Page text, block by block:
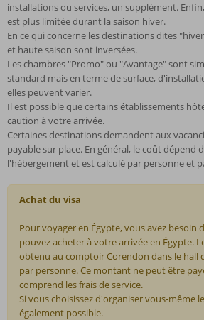
installations ou services, un supplément.
est plus limitée durant la saison hiver.
En ce qui concerne les destinations dites
et haute saison sont inversées.
Les chambres "Promo" ou "Avantage" sont
standard mais en terme de surface,
elles peuvent varier.
Il est possible que certains établissements
caution à votre arrivée.
Certaines destinations demandent aux
payable sur place. En général, le coût dépend
l'hébergement et est calculé par personne et
Achat du visa
Pour voyager en Égypte, vous avez besoin
pouvez acheter à votre arrivée en Égypte.
obtenu au comptoir Corendon dans le hall
par personne. Ce montant ne peut être
comprend les frais de service.
Si vous choisissez d'organiser vous-même
également possible.